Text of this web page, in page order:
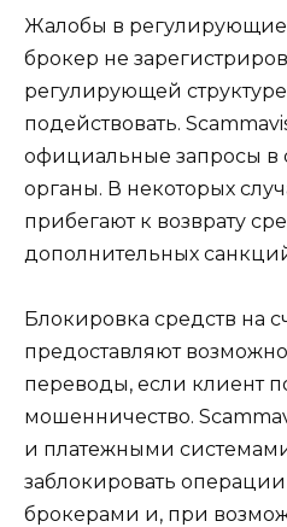
Жалобы в
брокер не
регулирующей
подействовать.
официальные запросы в
органы. В некоторых
прибегают к возврату
дополнительных
Блокировка средств на
предоставляют
переводы, если клиент
мошенничество.
и платежными
заблокировать
брокерами и, при